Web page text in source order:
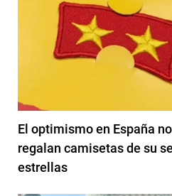
El optimismo en España
regalan camisetas de su
estrellas